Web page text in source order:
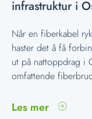
infrastruktur i
Når en fiberkabel
haster det å få
ut på nattoppdrag i
omfattende
Les mer